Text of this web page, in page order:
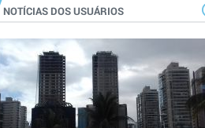
NOTÍCIAS DOS USUÁRIOS